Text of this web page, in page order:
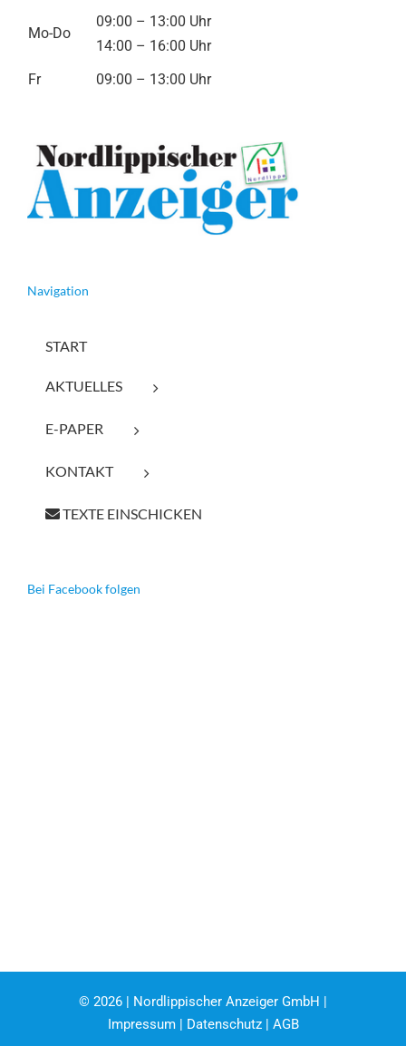
Mo-Do
09:00 – 13:00 Uhr
14:00 – 16:00 Uhr
Fr
09:00 – 13:00 Uhr
Navigation
START
AKTUELLES
E-PAPER
KONTAKT
TEXTE EINSCHICKEN
Bei Facebook folgen
© 2026 | Nordlippischer Anzeiger GmbH |
Impressum| Datenschutz| AGB